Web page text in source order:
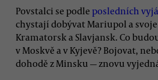
Povstalci se podle posledních
chystají dobývat Mariupol a
Kramatorsk a Slavjansk. Co
v Moskvě a v Kyjevě? Bojovat,
dohodě z Minsku — znovu